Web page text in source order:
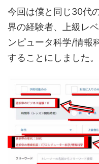
今回は僕と同じ30代
界の経験者、上級レ
ンピュータ科学/情報
することにしました。